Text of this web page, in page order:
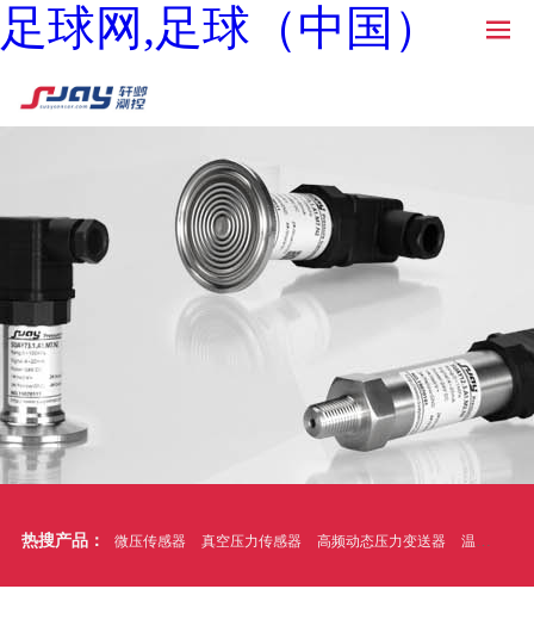
足球网,足球（中国）
热搜产品： 微压传感器 真空压力传感器 高频动态压力变送器 温压一体式压力传感器